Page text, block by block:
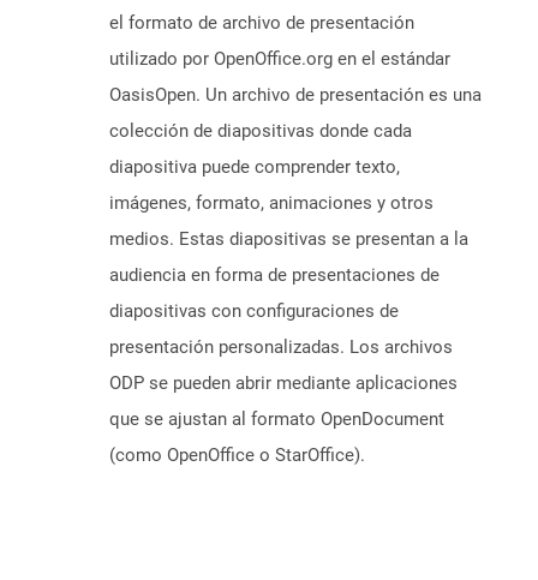
el formato de archivo de presentación
utilizado por OpenOffice.org en el estándar
OasisOpen. Un archivo de presentación es una
colección de diapositivas donde cada
diapositiva puede comprender texto,
imágenes, formato, animaciones y otros
medios. Estas diapositivas se presentan a la
audiencia en forma de presentaciones de
diapositivas con configuraciones de
presentación personalizadas. Los archivos
ODP se pueden abrir mediante aplicaciones
que se ajustan al formato OpenDocument
(como OpenOffice o StarOffice).